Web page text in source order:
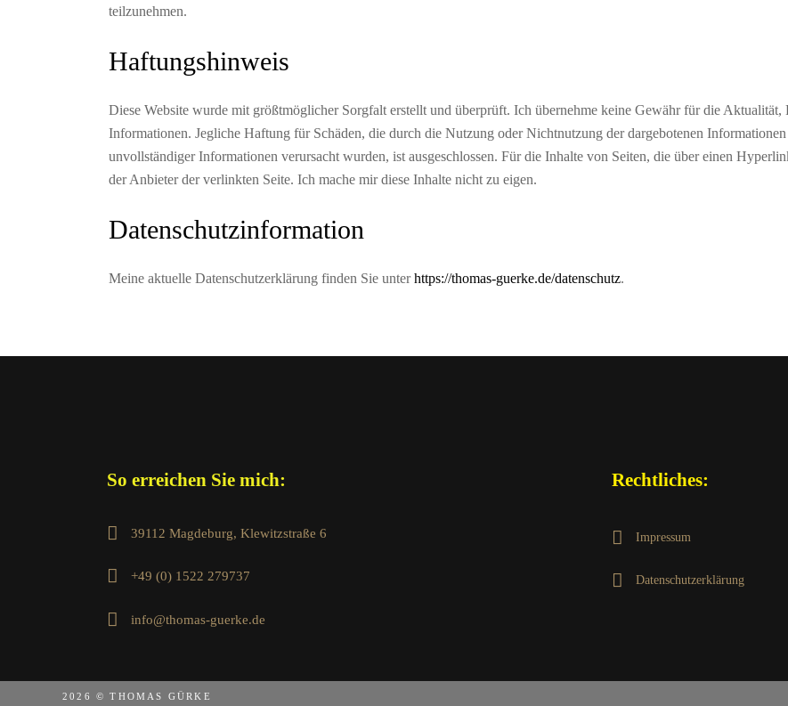
teilzunehmen.
Haftungshinweis
Diese Website wurde mit größtmöglicher Sorgfalt erstellt und überprüft. Ich übernehme keine Gewähr für die
Informationen. Jegliche Haftung für Schäden, die durch die Nutzung oder Nichtnutzung der dargebotenen
unvollständiger Informationen verursacht wurden, ist ausgeschlossen. Für die Inhalte von Seiten, die über einen
der Anbieter der verlinkten Seite. Ich mache mir diese Inhalte nicht zu eigen.
Datenschutzinformation
Meine aktuelle Datenschutzerklärung finden Sie unterhttps://thomas-guerke.de/datenschutz.
So erreichen Sie mich:
39112 Magdeburg, Klewitzstraße 6
+49 (0) 1522 279737
info@thomas-guerke.de
Rechtliches:
Impressum
Datenschutzerklärung
2026 © THOMAS GÜRKE